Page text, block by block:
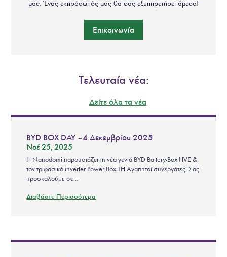
μας. Ένας εκπρόσωπός μας θα σας εξυπηρετήσει άμεσα!
Επικοινωνία
Τελευταία νέα:
Δείτε όλα τα νέα
BYD BOX DAY – 4 Δεκεμβρίου 2025
Νοέ 25, 2025
Η Nanodomi παρουσιάζει τη νέα γενιά BYD Battery-Box HVE &
τον τριφασικό inverter Power-Box TH Αγαπητοί συνεργάτες, Σας
προσκαλούμε σε...
Διαβάστε Περισσότερα